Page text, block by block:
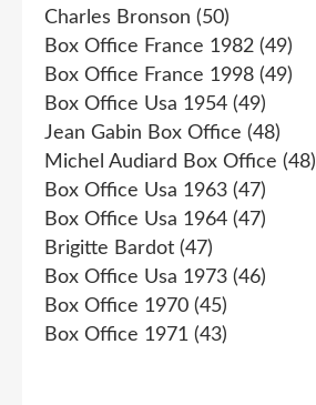
Charles Bronson (50)
Box Office France 1982 (49)
Box Office France 1998 (49)
Box Office Usa 1954 (49)
Jean Gabin Box Office (48)
Michel Audiard Box Office (48)
Box Office Usa 1963 (47)
Box Office Usa 1964 (47)
Brigitte Bardot (47)
Box Office Usa 1973 (46)
Box Office 1970 (45)
Box Office 1971 (43)